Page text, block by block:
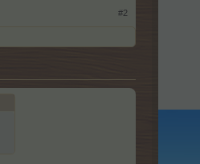
#2